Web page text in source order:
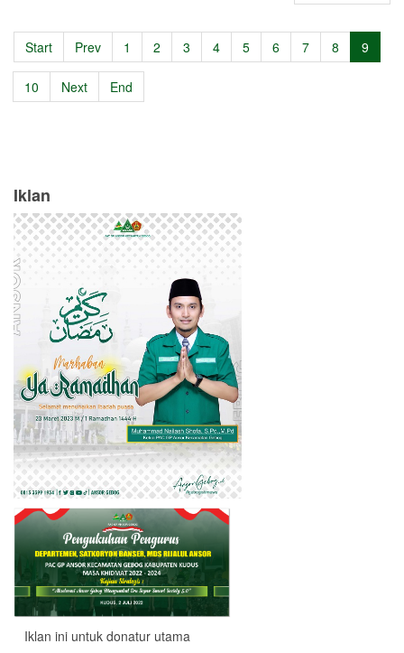
Start Prev 1 2 3 4 5 6 7 8 9
10 Next End
Iklan
Iklan ini untuk donatur utama